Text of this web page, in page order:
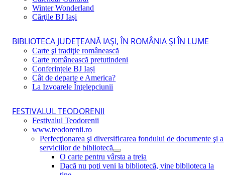
Winter Wonderland
Cărţile BJ Iaşi
BIBLIOTECA JUDEŢEANĂ IAŞI, ÎN ROMÂNIA ŞI ÎN LUME
Carte şi tradiţie românească
Carte românească pretutindeni
Conferințele BJ Iași
Cât de departe e America?
La Izvoarele Înţelepciunii
FESTIVALUL TEODORENII
Festivalul Teodorenii
www.teodorenii.ro
Perfecţionarea şi diversificarea fondului de documente şi a
serviciilor de bibliotecă
O carte pentru vârsta a treia
Dacă nu poţi veni la bibliotecă, vine biblioteca la